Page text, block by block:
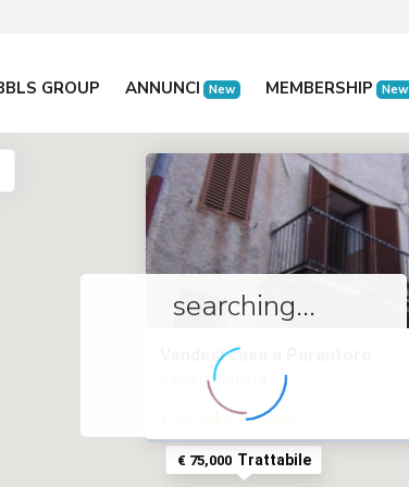
GROUP ANNUNCI New MEMBERSHIP New
€ 75,000 Trattabile
Vendesi casa a Parantoro
casa in vendita
Trattabile
searching...